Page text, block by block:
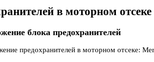
в моторном отсеке
блока предохранителей